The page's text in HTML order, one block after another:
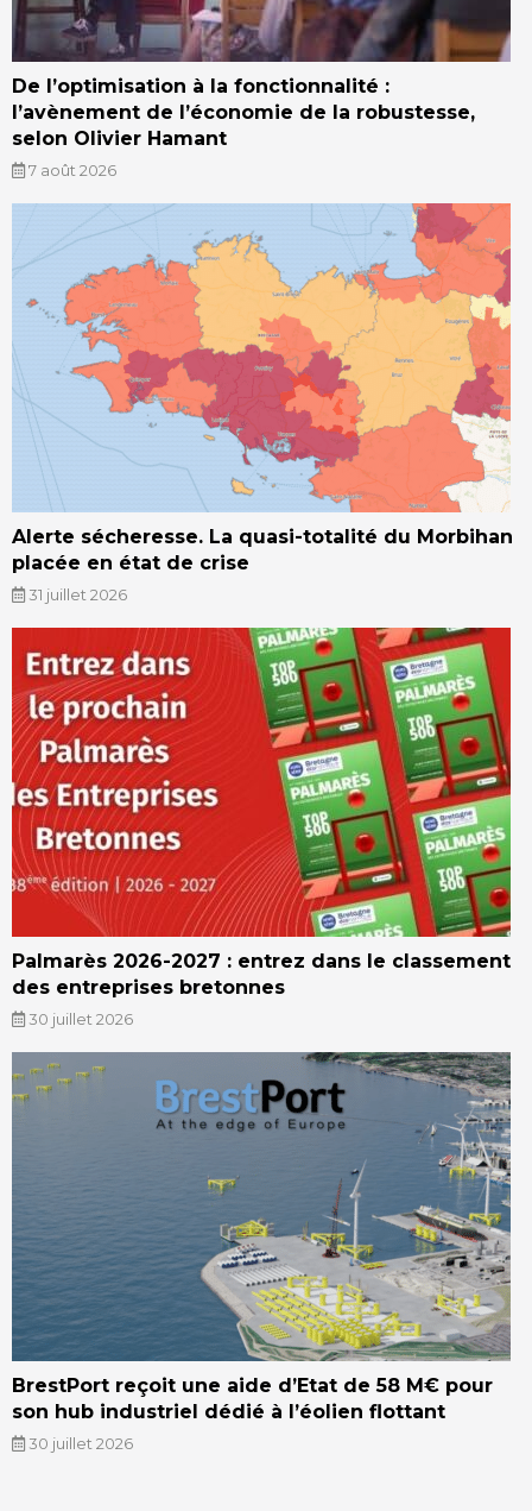
De l’optimisation à la fonctionnalité :
l’avènement de l’économie de la robustesse,
selon Olivier Hamant
7 août 2026
Alerte sécheresse. La quasi-totalité du Morbihan
placée en état de crise
31 juillet 2026
Palmarès 2026-2027 : entrez dans le classement
des entreprises bretonnes
30 juillet 2026
BrestPort reçoit une aide d’Etat de 58 M€ pour
son hub industriel dédié à l’éolien flottant
30 juillet 2026